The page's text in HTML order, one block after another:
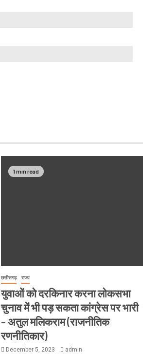
1 min read
छत्तीसगढ़ राज्य
युवाओं को दरकिनार करना लोकसभा
चुनाव में भी पड़ सकता कांग्रेस पर भारी
– अतुल मलिकराम (राजनीतिक
रणनीतिकार)
December 5, 2023 admin